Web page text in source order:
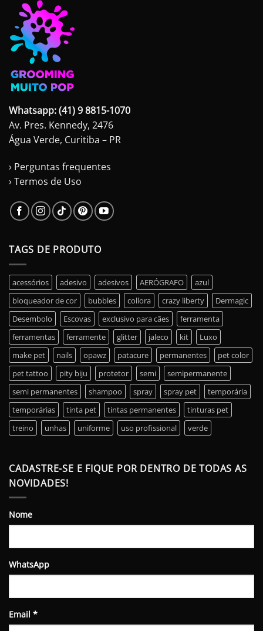
Whatsapp: (41) 9 8815-1070
Av. Pres. Kennedy, 2476
Água Verde, Curitiba – PR
› Perguntas frequentes
› Termos de Uso
TAGS DE PRODUTO
acessórios adesivo adesivos AERÓGRAFO
azul
bloqueador de cor
bubbles collora crazy liberty
Dermagic
Desembolo
Escovas exclusivo para cães
ferramenta
ferramentas
ferramente glitter jaleco kit
Luxo
make pet
nails opawz patacure permanentes
pet color
pet tattoo
pity biju protetor semi
semipermanente
semi permanentes
shampoo spray spray pet
temporária
temporárias
tinta pet tintas permanentes
tinturas pet
treino
unhas uniforme uso profissional verde
CADASTRE-SE E FIQUE POR DENTRO DE TODAS AS
NOVIDADES!
Nome
WhatsApp
Email *